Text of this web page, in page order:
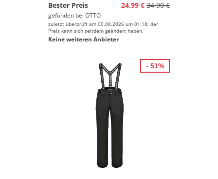
Bester Preis
24,99 € 34,90 €
gefunden bei OTTO
zuletzt überprüft am 09.08.2026 um 01:18; der
Preis kann sich seitdem geändert haben.
Keine weiteren Anbieter
- 51%